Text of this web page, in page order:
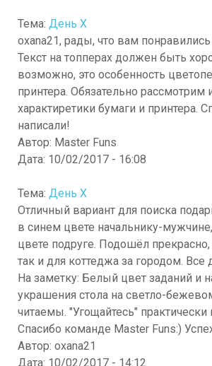
Тема: День X
oxana21, рады, что вам
Текст на топперах должен быть
возможно, это особенность
принтера. Обязательно рассмотрим
характиретики бумаги и принтера.
написали!
Автор: Master Funs
Дата: 10/02/2017 - 16:08
Тема: День X
Отличный вариант для поиска
в синем цвете начальнику-
цвете подруге. Подошёл
так и для коттеджа за городом.
На заметку: Белый цвет заданий и
украшения стола на светло-
читаемы. "Угощайтесь" практически
Спасибо команде Master Funs:)
Автор: oxana21
Дата: 10/02/2017 - 14:12